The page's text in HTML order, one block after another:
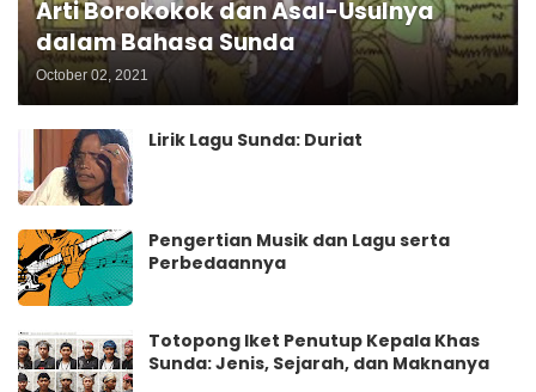
Arti Borokokok dan Asal-Usulnya
dalam Bahasa Sunda
October 02, 2021
Lirik Lagu Sunda: Duriat
Pengertian Musik dan Lagu serta
Perbedaannya
Totopong Iket Penutup Kepala Khas
Sunda: Jenis, Sejarah, dan Maknanya